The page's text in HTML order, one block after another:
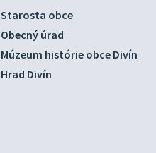
Starosta obce
Obecný úrad
Múzeum histórie obce Divín
Hrad Divín